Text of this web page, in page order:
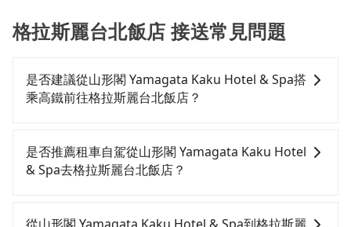
格拉斯麗台北飯店 接送常見問題
是否建議從山形閣 Yamagata Kaku Hotel & Spa搭
乘高鐵前往格拉斯麗台北飯店？
麗台北飯店絕非最佳選擇，高鐵較貴、費時、轉車麻
煩，且難叫計程車前往高鐵站！南港-台北雖然一天最多
Yamagata Kaku Hotel & Spa (宜蘭縣礁溪鄉) 前往最靠
是否推薦租車自駕從山形閣 Yamagata Kaku Hotel
& Spa去格拉斯麗台北飯店？
時不需要閉目養神（因為要自己開車），最重要的是你